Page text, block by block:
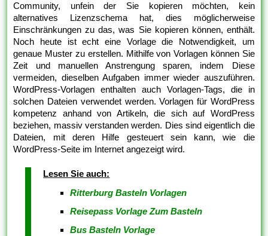
Community, unfein der Sie kopieren möchten, kein
alternatives Lizenzschema hat, dies möglicherweise
Einschränkungen zu das, was Sie kopieren können, enthält.
Noch heute ist echt eine Vorlage die Notwendigkeit, um
genaue Muster zu erstellen. Mithilfe von Vorlagen können Sie
Zeit und manuellen Anstrengung sparen, indem Diese
vermeiden, dieselben Aufgaben immer wieder auszuführen.
WordPress-Vorlagen enthalten auch Vorlagen-Tags, die in
solchen Dateien verwendet werden. Vorlagen für WordPress
kompetenz anhand von Artikeln, die sich auf WordPress
beziehen, massiv verstanden werden. Dies sind eigentlich die
Dateien, mit deren Hilfe gesteuert sein kann, wie die
WordPress-Seite im Internet angezeigt wird.
Lesen Sie auch:
Ritterburg Basteln Vorlagen
Reisepass Vorlage Zum Basteln
Bus Basteln Vorlage